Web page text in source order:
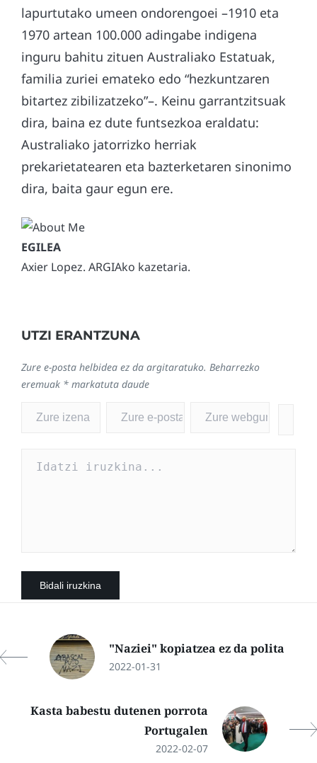
lapurtutako umeen ondorengoei –1910 eta
1970 artean 100.000 adingabe indigena
inguru bahitu zituen Australiako Estatuak,
familia zuriei emateko edo “hezkuntzaren
bitartez zibilizatzeko”–. Keinu garrantzitsuak
dira, baina ez dute funtsezkoa eraldatu:
Australiako jatorrizko herriak
prekarietatearen eta bazterketaren sinonimo
dira, baita gaur egun ere.
Axier Lopez. ARGIAko kazetaria.
UTZI ERANTZUNA
Zure e-posta helbidea ez da argitaratuko. Beharrezko
eremuak * markatuta daude
"Naziei" kopiatzea ez da polita
2022-01-31
Kasta babestu dutenen porrota
Portugalen
2022-02-07